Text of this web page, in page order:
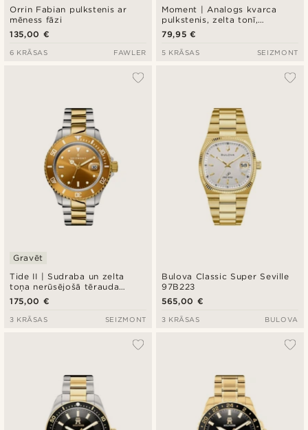
Orrin Fabian pulkstenis ar
mēness fāzi
135,00 €
6 KRĀSAS FAWLER
Moment | Analogs kvarca
pulkstenis, zelta tonī,
minimālistisks dizains,
šampanieša krāsas ciparnīca
un smilsu krāsas neilona
79,95 €
5 KRĀSAS SEIZMONT
Tide II | Sudraba un zelta
toņa nerūsējošā tērauda
nirēju pulkstenis ar kvarca
mehānismu, šampanieša
krāsas ciparnīcu un “Cyclops”
Gravēt
175,00 €
3 KRĀSAS SEIZMONT
Bulova Classic Super Seville
97B223
565,00 €
3 KRĀSAS BULOVA